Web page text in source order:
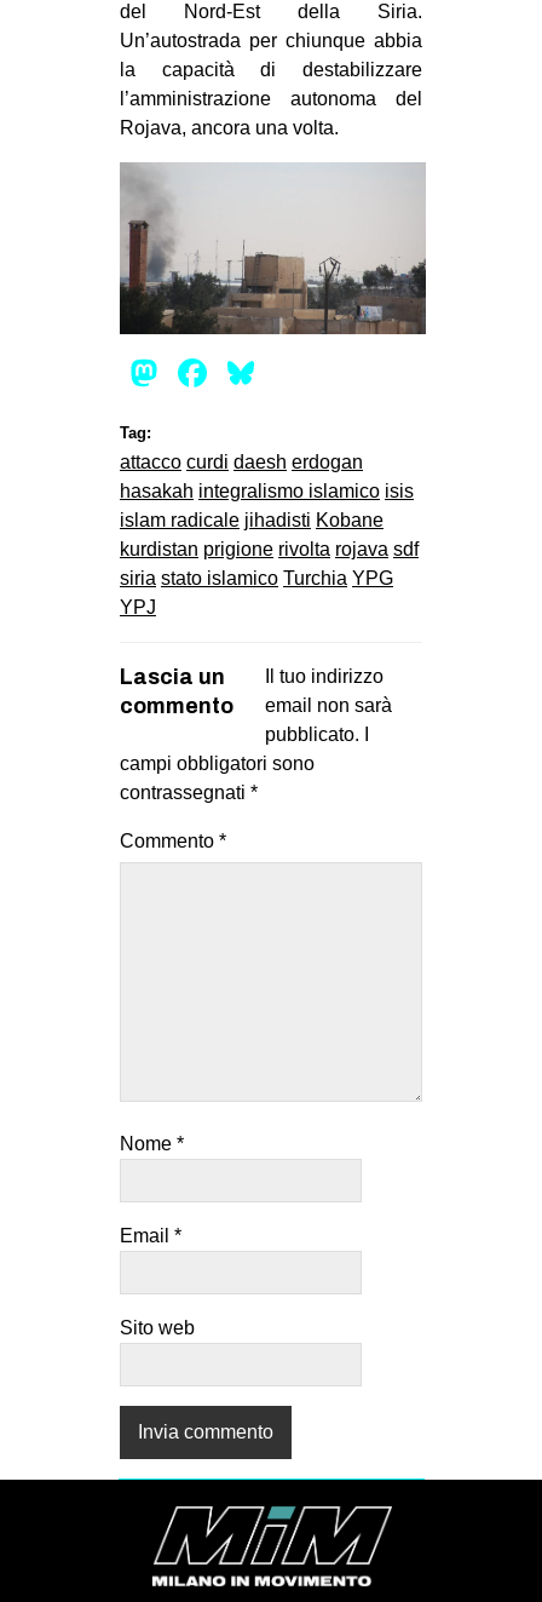
del Nord-Est della Siria.
Un’autostrada per chiunque abbia
la capacità di destabilizzare
l’amministrazione autonoma del
Rojava, ancora una volta.
Mastodon
Facebook
Tag:
attacco curdi daesh erdogan
hasakah integralismo islamico isis
islam radicale jihadisti Kobane
kurdistan prigione rivolta rojava sdf
siria stato islamico Turchia YPG
YPJ
Lascia un
commento
Il tuo indirizzo
email non sarà
pubblicato.
campi obbligatori sono
contrassegnati *
Commento *
Nome *
Email *
Sito web